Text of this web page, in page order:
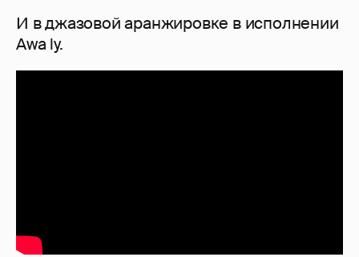
И в джазовой аранжировке в исполнении
Awa ly.